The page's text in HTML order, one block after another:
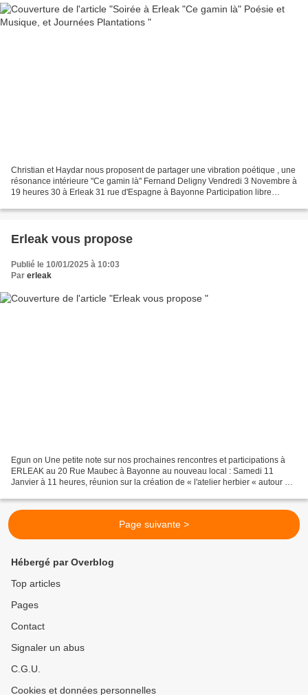
Christian et Haydar nous proposent de partager une vibration poétique , une
résonance intérieure "Ce gamin là" Fernand Deligny Vendredi 3 Novembre à
19 heures 30 à Erleak 31 rue d'Espagne à Bayonne Participation libre
Erleak vous propose
Publié le 10/01/2025 à 10:03
Par erleak
Egun on Une petite note sur nos prochaines rencontres et participations à
ERLEAK au 20 Rue Maubec à Bayonne au nouveau local : Samedi 11
Janvier à 11 heures, réunion sur la création de « l'atelier herbier « autour de
Page suivante >
Hébergé par Overblog
Top articles
Pages
Contact
Signaler un abus
C.G.U.
Cookies et données personnelles